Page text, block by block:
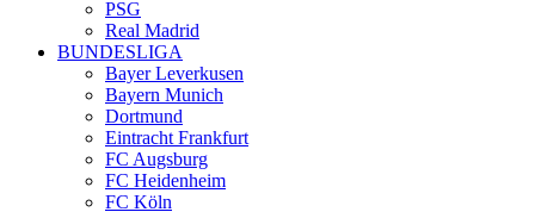
PSG
Real Madrid
BUNDESLIGA
Bayer Leverkusen
Bayern Munich
Dortmund
Eintracht Frankfurt
FC Augsburg
FC Heidenheim
FC Köln